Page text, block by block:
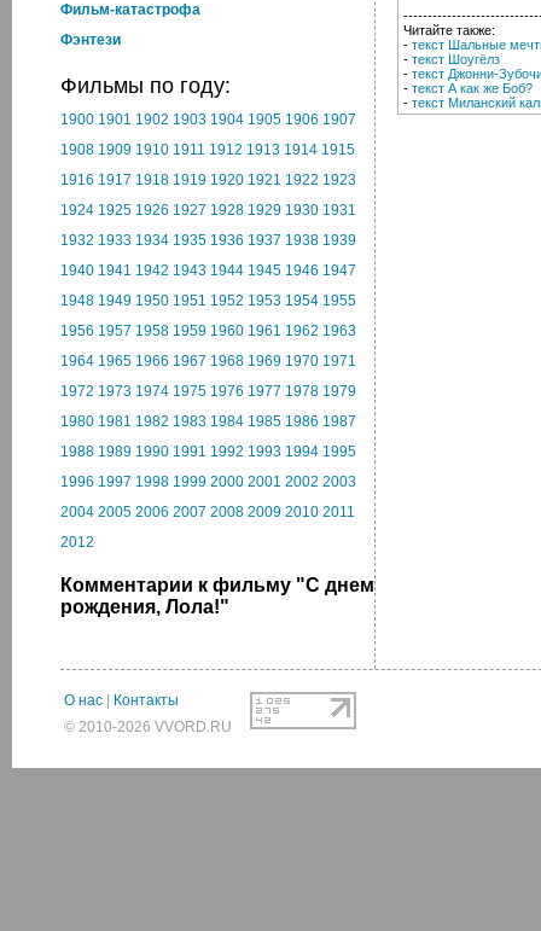
Фильм-катастрофа
Фэнтези
Фильмы по году:
1900 1901 1902 1903 1904 1905 1906 1907
1908 1909 1910 1911 1912 1913 1914 1915
1916 1917 1918 1919 1920 1921 1922 1923
1924 1925 1926 1927 1928 1929 1930 1931
1932 1933 1934 1935 1936 1937 1938 1939
1940 1941 1942 1943 1944 1945 1946 1947
1948 1949 1950 1951 1952 1953 1954 1955
1956 1957 1958 1959 1960 1961 1962 1963
1964 1965 1966 1967 1968 1969 1970 1971
1972 1973 1974 1975 1976 1977 1978 1979
1980 1981 1982 1983 1984 1985 1986 1987
1988 1989 1990 1991 1992 1993 1994 1995
1996 1997 1998 1999 2000 2001 2002 2003
2004 2005 2006 2007 2008 2009 2010 2011
2012
Комментарии к фильму "С днем
рождения, Лола!"
Читайте также:
- текст Шальные
- текст Шоугёлз
- текст Джонни-
- текст А как же Боб?
- текст Миланский
О нас
Контакты
© 2010-2026 VVORD.RU